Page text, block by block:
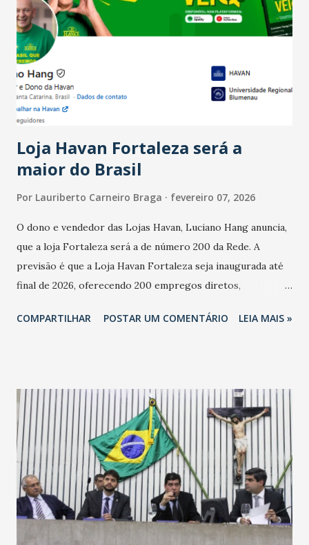
Ainda segundo a Pesquisa, em novembro de 2025, 40% dos
bares e restaurantes operaram com lucro e outros 40%
registraram equilíbrio financeiro. Já o percentual de
estabelecimentos no prejuízo ficou em 19%, pouco abaixo
do observado no mês anterior. Outros 1% não existiam em
novembro. Em relação a outubro, o faturamento também
cresceu. De acordo com a pesquisa, 44% dos n...
Loja Havan Fortaleza será a
maior do Brasil
Por Lauriberto Carneiro Braga fevereiro 07, 2026
O dono e vendedor das Lojas Havan, Luciano Hang anuncia,
que a loja Fortaleza será a de número 200 da Rede. A
previsão é que a Loja Havan Fortaleza seja inaugurada até
final de 2026, oferecendo 200 empregos diretos,
Havan Fortaleza ainda não foi anunciada oficialmente, mas
COMPARTILHAR POSTAR UM COMENTÁRIO LEIA MAIS »